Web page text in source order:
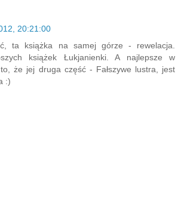
20:21:00
ta książka na samej górze - rewelacja.
książek Łukjanienki. A najlepsze w
że jej druga część - Fałszywe lustra, jest
:)